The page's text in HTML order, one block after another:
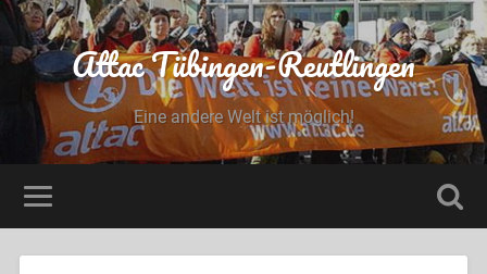
Attac Tübingen-Reutlingen
Eine andere Welt ist möglich!